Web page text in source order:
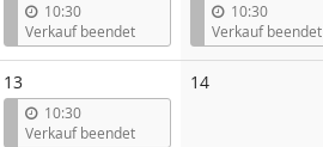
10:30
Verkauf beendet
10:30
Verkauf beendet
13
10:30
Verkauf beendet
14Keine